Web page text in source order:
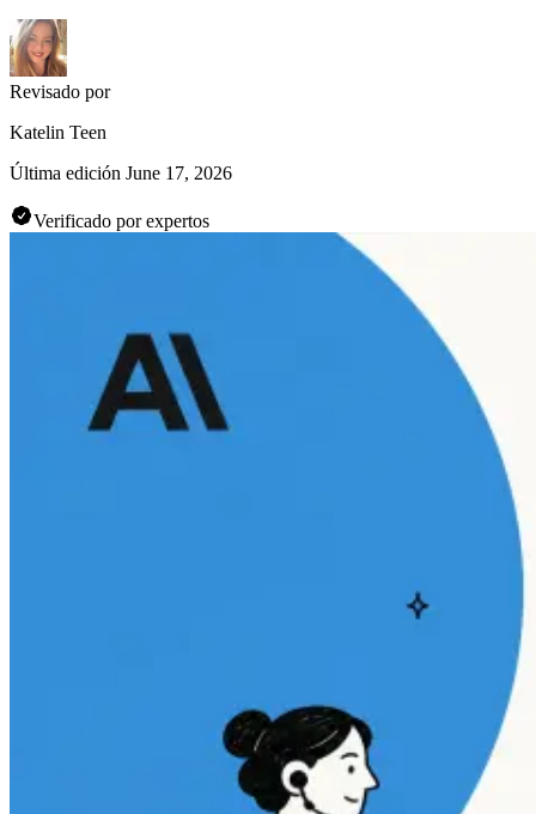
Revisado por
Katelin Teen
Última edición June 17, 2026
Verificado por expertos